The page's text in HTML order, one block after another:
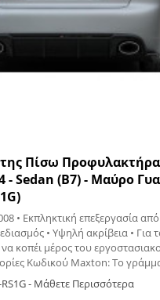
Πίσω
- Sedan (B7) - Μαύρο
• Εκπληκτική επεξεργασία
• Υψηλή ακρίβεια • Για
κοπέι μέρος του
Κωδικού Maxton: Το
G σημαίνει Glossy Black Το
- Μάθετε Περισσότερα